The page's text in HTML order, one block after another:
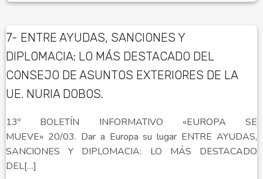
7- ENTRE AYUDAS, SANCIONES Y
DIPLOMACIA: LO MÁS DESTACADO DEL
CONSEJO DE ASUNTOS EXTERIORES DE LA
UE. NURIA DOBOS.
13º BOLETÍN INFORMATIVO «EUROPA SE
MUEVE» 20/03. Dar a Europa su lugar ENTRE AYUDAS,
SANCIONES Y DIPLOMACIA: LO MÁS DESTACADO
DEL[…]